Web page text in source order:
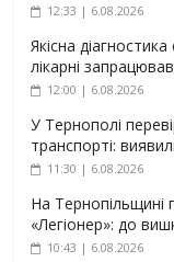
12:33 | 6.08.2026
Якісна
лікарні
12:00 | 6.08.2026
У Тернополі
транспорті:
11:30 | 6.08.2026
На Тернопільщині
«Легіонер»: до
10:43 | 6.08.2026